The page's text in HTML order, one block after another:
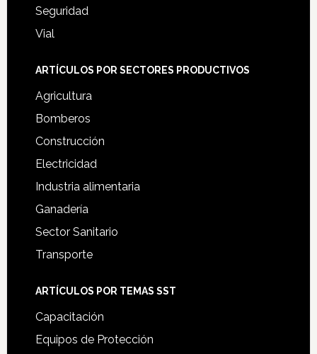
Seguridad
Vial
ARTÍCULOS POR SECTORES PRODUCTIVOS
Agricultura
Bomberos
Construcción
Electricidad
Industria alimentaria
Ganadería
Sector Sanitario
Transporte
ARTÍCULOS POR TEMAS SST
Capacitación
Equipos de Protección